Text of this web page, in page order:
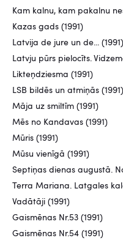
Kam kalnu, kam pakalnu
Kazas gads (1991)
Latvija de jure un de... (1991)
Latvju pūrs pielocīts.
Likteņdziesma (1991)
LSB bildēs un atmiņās (1991)
Māja uz smiltīm (1991)
Mēs no Kandavas (1991)
Mūris (1991)
Mūsu vienīgā (1991)
Septiņas dienas augustā.
Terra Mariana. Latgales
Vadātāji (1991)
Gaismēnas Nr.53 (1991)
Gaismēnas Nr.54 (1991)